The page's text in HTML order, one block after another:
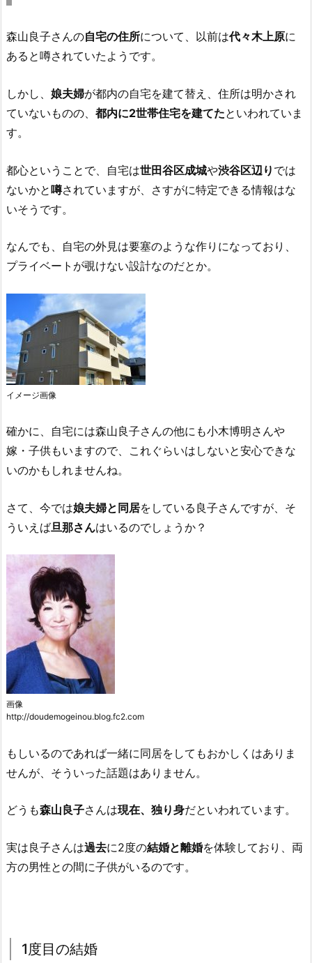
森山良子さんの自宅の住所について、以前は代々木上原に
あると噂されていたようです。
しかし、 娘夫婦が都内の自宅を建て替え、住所は明かされ
ていないものの、 都内に2世帯住宅を建てたといわれていま
す。
都心ということで、自宅は世田谷区成城や渋谷区辺り では
ないかと噂されていますが、さすがに特定できる情報はな
いそうです。
なんでも、自宅の外見は要塞のような作りになっており、
プライベートが覗けない設計なのだとか。
イメージ画像
確かに、自宅には森山良子さんの他にも小木博明さんや
嫁・子供もいますので、これぐらいはしないと安心できな
いのかもしれませんね。
さて、今では娘夫婦と同居をしている良子さんですが、そ
ういえば旦那さんはいるのでしょうか？
画像
http://doudemogeinou.blog.fc2.com
もしいるのであれば一緒に同居をしてもおかしくはありま
せんが、そういった話題はありません。
どうも森山良子さんは現在、独り身だといわれています。
実は良子さんは過去に2度の結婚と離婚を体験しており、両
方の男性との間に子供がいるのです。
1度目の結婚